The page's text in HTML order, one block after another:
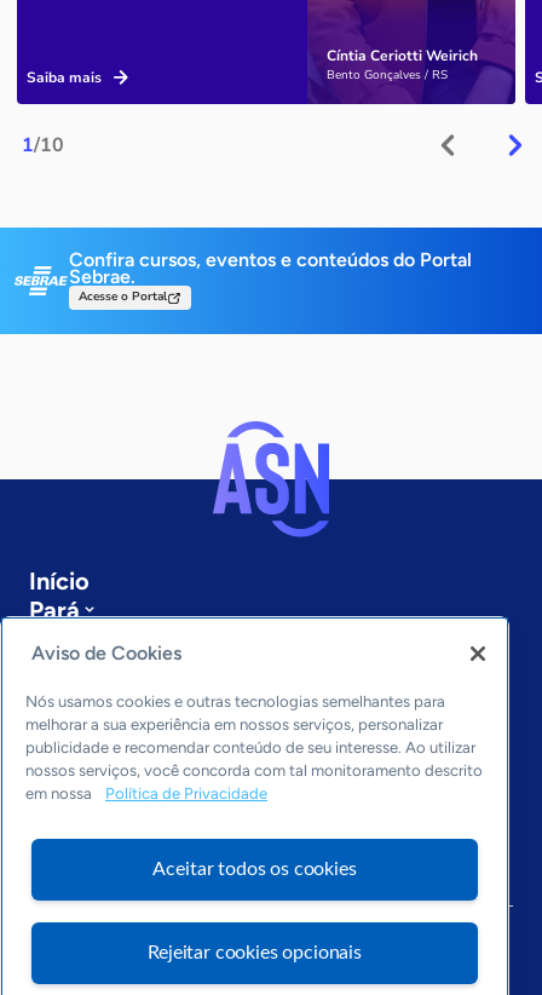
1/10
Cíntia Ceriotti Weirich
Bento Gonçalves / RS
Saiba mais
Confira cursos, eventos e conteúdos do Portal
Sebrae.
Acesse o Portal
Início
Pará
Sobre a ASN
Últimas notícias
Entre em contato
Editorias
Economia & Política
Inovação & Tecnologia
Cultura empreendedora
Arquivo
Aviso de Cookies
Nós usamos cookies e outras tecnologias semelhantes para
melhorar a sua experiência em nossos serviços, personalizar
publicidade e recomendar conteúdo de seu interesse. Ao utilizar
nossos serviços, você concorda com tal monitoramento descrito
em nossa
Política de Privacidade
Aceitar todos os cookies
Rejeitar cookies opcionais